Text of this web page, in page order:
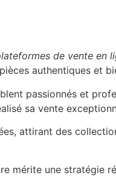
de vente en
authentiques et
passionnés et
sa vente
attirant des
mérite une stratégie